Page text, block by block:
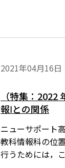
2021年04月16日
（特集：
報Ⅰとの関係
ニューサポート
教科情報科の位
行うためには，